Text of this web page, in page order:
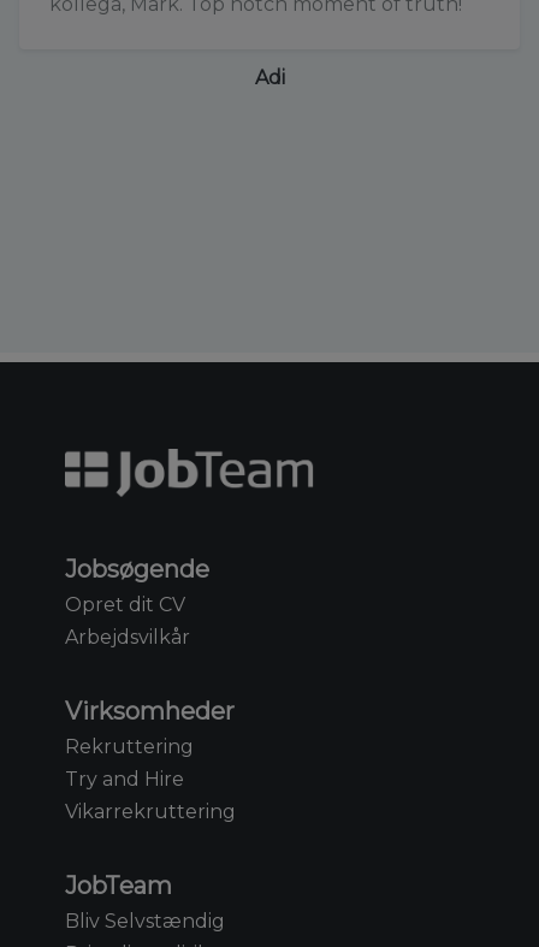
Adi
Jobsøgende
Opret dit CV
Arbejdsvilkår
Virksomheder
Rekruttering
Try and Hire
Vikarrekruttering
JobTeam
Bliv Selvstændig